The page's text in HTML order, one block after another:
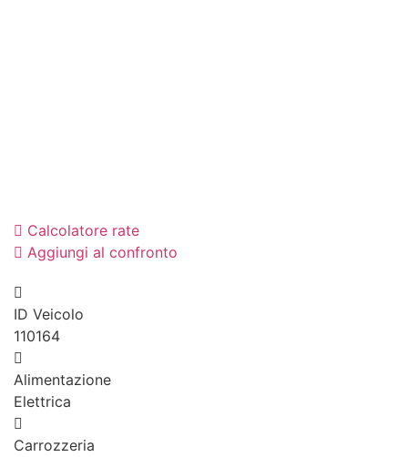
Calcolatore rate
Aggiungi al confronto
ID Veicolo
110164
Alimentazione
Elettrica
Carrozzeria